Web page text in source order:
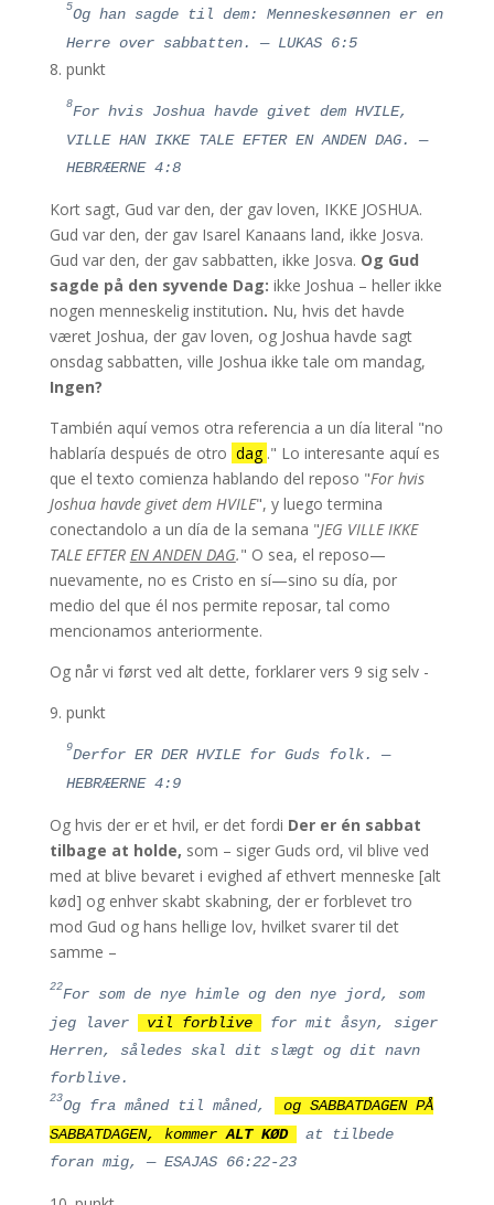
5Og han sagde til dem: Menneskesønnen er en
Herre over sabbatten.
— LUKAS 6:5
8. punkt
8For hvis Joshua havde givet dem HVILE,
VILLE HAN IKKE TALE EFTER EN ANDEN DAG. —
HEBRÆERNE 4:8
Kort sagt, Gud var den, der gav loven, IKKE JOSHUA.
Gud var den, der gav Isarel Kanaans land, ikke Josva.
Gud var den, der gav sabbatten, ikke Josva. Og Gud
sagde på den syvende Dag: ikke Joshua – heller ikke
nogen menneskelig institution. Nu, hvis det havde
været Joshua, der gav loven, og Joshua havde sagt
onsdag sabbatten, ville Joshua ikke tale om mandag,
Ingen?
También aquí vemos otra referencia a un día literal "no
hablaría después de otro dag ." Lo interesante aquí es
que el texto comienza hablando del reposo "For hvis
Joshua havde givet dem HVILE", y luego termina
conectandolo a un día de la semana "JEG VILLE IKKE
TALE EFTER EN ANDEN DAG." O sea, el reposo—
nuevamente, no es Cristo en sí—sino su día, por
medio del que él nos permite reposar, tal como
mencionamos anteriormente.
Og når vi først ved alt dette, forklarer vers 9 sig selv -
9. punkt
9Derfor ER DER HVILE for Guds folk. —
HEBRÆERNE 4:9
Og hvis der er et hvil, er det fordi Der er én sabbat
tilbage at holde, som – siger Guds ord, vil blive ved
med at blive bevaret i evighed af ethvert menneske [alt
kød] og enhver skabt skabning, der er forblevet tro
mod Gud og hans hellige lov, hvilket svarer til det
samme –
22For som de nye himle og den nye jord, som
jeg laver
vil forblive
for mit åsyn, siger
Herren, således skal dit slægt og dit navn
forblive.
23Og fra måned til måned,
og SABBATDAGEN PÅ
SABBATDAGEN, kommerALT KØD
at tilbede
foran mig, — ESAJAS 66:22-23